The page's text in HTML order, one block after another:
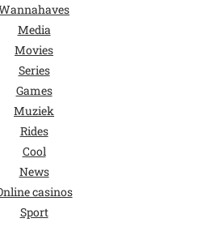
Media
Movies
Series
Games
Muziek
Rides
Cool
News
casinos
Sport